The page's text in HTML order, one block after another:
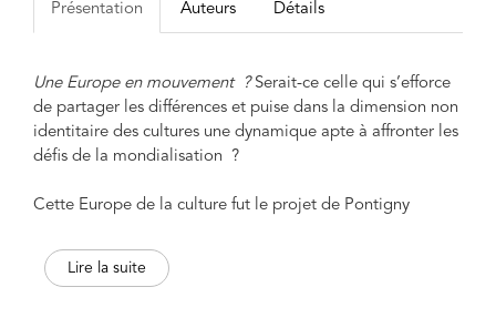
Présentation Auteurs Détails
Une Europe en mouvement ?Serait-ce celle qui s’efforce
de partager les différences et puise dans la dimension non
identitaire des cultures une dynamique apte à affronter les
défis de la mondialisation ?
Cette Europe de la culture fut le projet de Pontigny
à Berlin, Berlin à Cerisy » (2015), l’objectif est de redonner
de la vigueur aux échanges intellectuels pour penser
Lire la suite